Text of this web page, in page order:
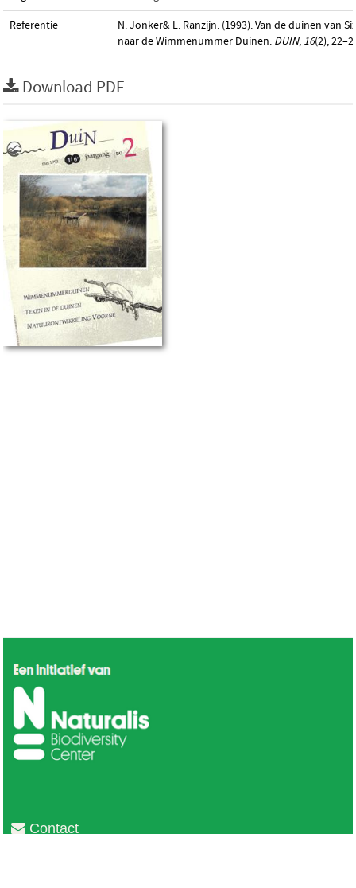
Referentie
N. Jonker& L. Ranzijn. (1993). Van de duinen van Six
naar de Wimmenummer Duinen. DUIN, 16(2),
Download PDF
Contact